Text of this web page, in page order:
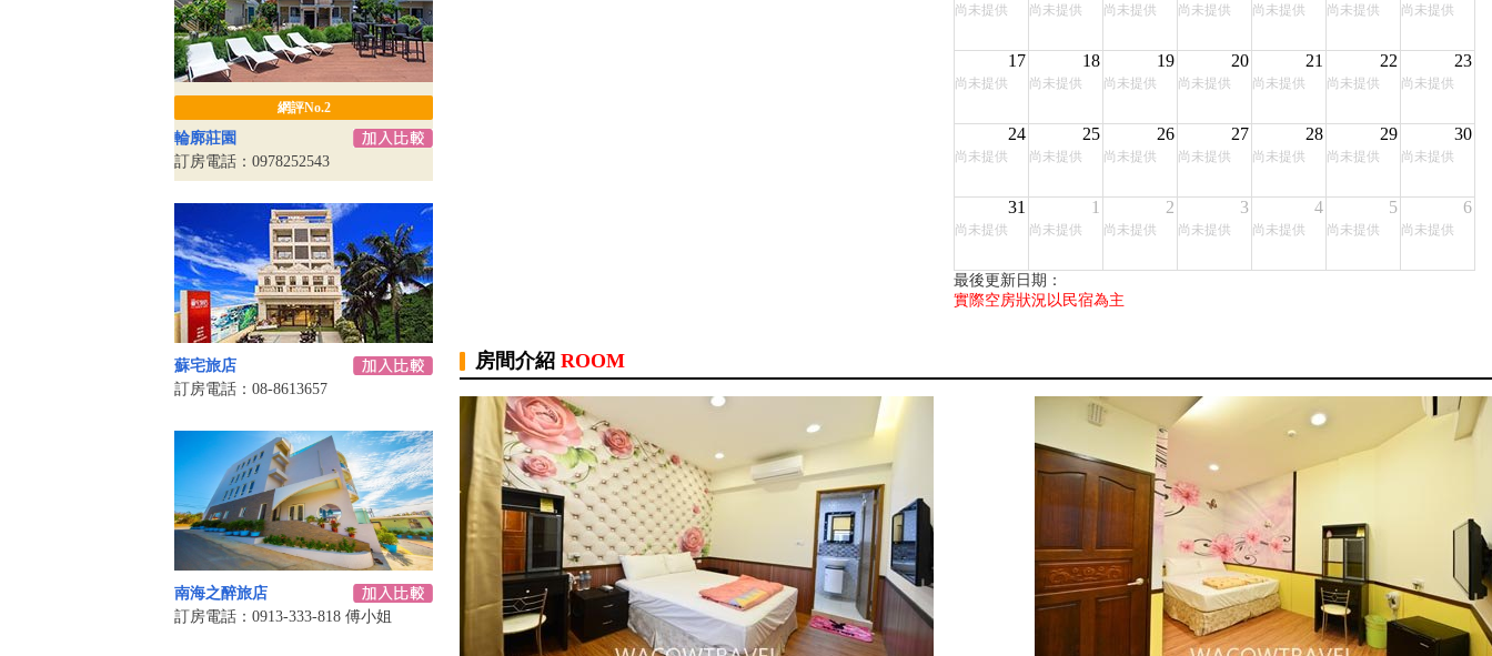
網評No.2
輪廓莊園
訂房電話：0978252543
蘇宅旅店
訂房電話：08-8613657
南海之醉旅店
訂房電話：0913-333-818 傅小姐
尚未提供 尚未提供 尚未提供 尚未提供 尚未提供 尚未提供 尚未提供
17
尚未提供
18
尚未提供
19
尚未提供
20
尚未提供
21
尚未提供
22
尚未提供
23
尚未提供
24
尚未提供
25
尚未提供
26
尚未提供
27
尚未提供
28
尚未提供
29
尚未提供
30
尚未提供
31
尚未提供
1
尚未提供
2
尚未提供
3
尚未提供
4
尚未提供
5
尚未提供
6
尚未提供
最後更新日期：
實際空房狀況以民宿為主
房間介紹 ROOM